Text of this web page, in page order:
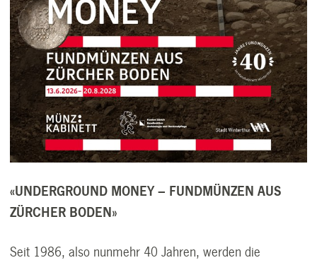
«UNDERGROUND MONEY – FUNDMÜNZEN AUS
ZÜRCHER BODEN»
Seit 1986, also nunmehr 40 Jahren, werden die